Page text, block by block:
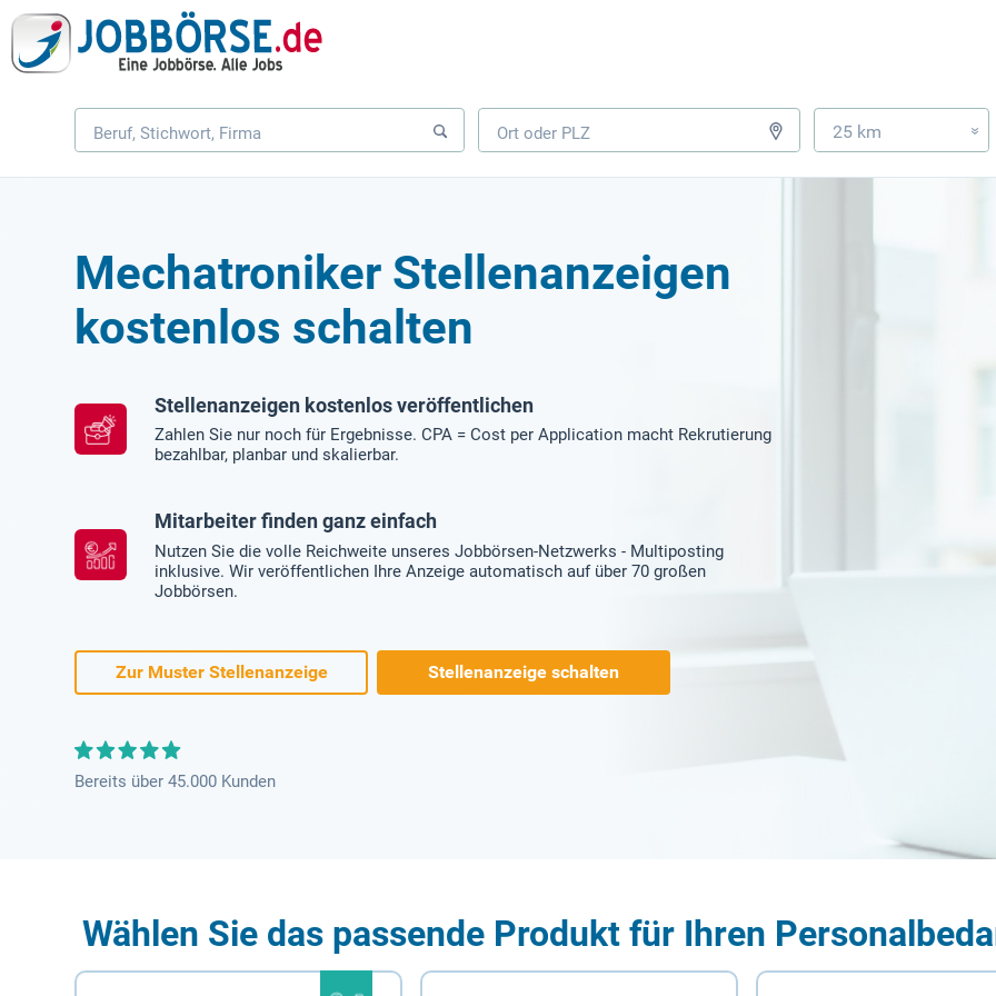
25 km »
Mechatroniker Stellenanzeigen
kostenlos schalten
Stellenanzeigen kostenlos veröffentlichen
Zahlen Sie nur noch für Ergebnisse. CPA = Cost per Application macht Rekrutierung
bezahlbar, planbar und skalierbar.
Mitarbeiter finden ganz einfach
Nutzen Sie die volle Reichweite unseres Jobbörsen-Netzwerks - Multiposting
inklusive. Wir veröffentlichen Ihre Anzeige automatisch auf über 70 großen
Jobbörsen.
Zur Muster Stellenanzeige Stellenanzeige schalten
Bereits über 45.000 Kunden
Wählen Sie das passende Produkt für Ihren